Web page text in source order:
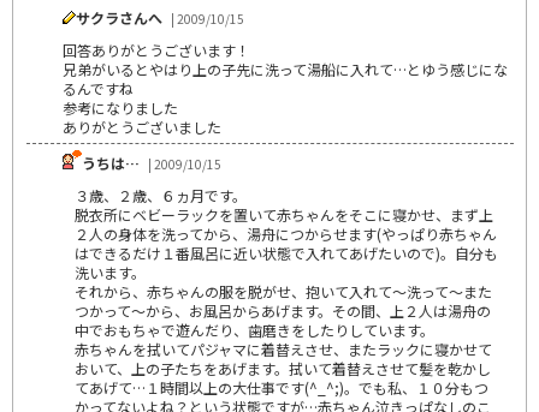
サクラさんへ | 2009/10/15
回答ありがとうございます！
兄弟がいるとやはり上の子先に洗って湯船に入れて…とゆう感じにな
るんですね
参考になりました
ありがとうございました
うちは… | 2009/10/15
３歳、２歳、６ヵ月です。
脱衣所にベビーラックを置いて赤ちゃんをそこに寝かせ、まず上
２人の身体を洗ってから、湯舟につからせます(やっぱり赤ちゃん
はできるだけ１番風呂に近い状態で入れてあげたいので)。自分も
洗います。
それから、赤ちゃんの服を脱がせ、抱いて入れて～洗って～また
つかって～から、お風呂からあげます。その間、上２人は湯舟の
中でおもちゃで遊んだり、歯磨きをしたりしています。
赤ちゃんを拭いてパジャマに着替えさせ、またラックに寝かせて
おいて、上の子たちをあげます。拭いて着替えさせて髪を乾かし
てあげて…１時間以上の大仕事です(^_^;)。でも私、１０分もつ
かってないよね？という状態ですが…赤ちゃん泣きっぱなしのこ